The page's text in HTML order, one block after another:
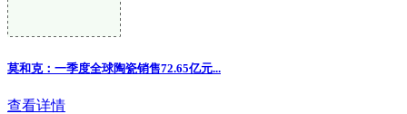
莫和克：一季度全球陶瓷销售72.65亿元...
查看详情